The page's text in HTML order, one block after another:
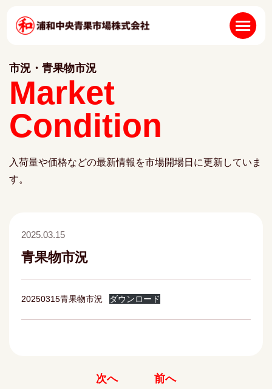
市況・青果物市況
Market
Condition
入荷量や価格などの最新情報を市場開場日に更新していま
す。
2025.03.15
青果物市況
20250315青果物市況 ダウンロード
前へ
次へ